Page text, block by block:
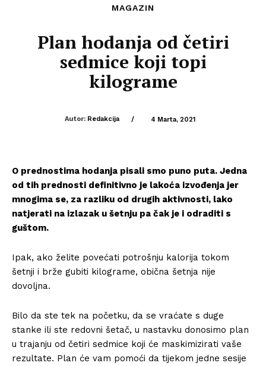
MAGAZIN
Plan hodanja od četiri
sedmice koji topi
kilograme
Autor: Redakcija / 4 Marta, 2021
O prednostima hodanja pisali smo puno puta. Jedna
od tih prednosti definitivno je lakoća izvođenja jer
mnogima se, za razliku od drugih aktivnosti, lako
natjerati na izlazak u šetnju pa čak je i odraditi s
guštom.
Ipak, ako želite povećati potrošnju kalorija tokom
šetnji i brže gubiti kilograme, obična šetnja nije
dovoljna.
Bilo da ste tek na početku, da se vraćate s duge
stanke ili ste redovni šetač, u nastavku donosimo plan
u trajanju od četiri sedmice koji će maskimizirati vaše
rezultate. Plan će vam pomoći da tijekom jedne sesije